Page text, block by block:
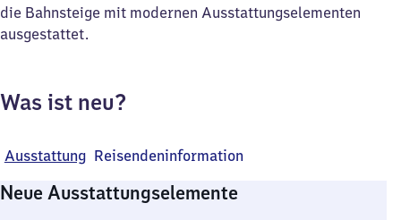
die Bahnsteige mit modernen Ausstattungselementen
ausgestattet.
Was ist neu?
Ausstattung Reisendeninformation
Neue Ausstattungselemente